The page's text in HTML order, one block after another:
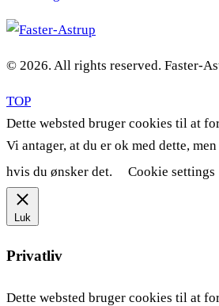
© 2026. All rights reserved. Faster-
TOP
Dette websted bruger cookies til at
Vi antager, at du er ok med dette,
hvis du ønsker det.
Cookie settings
Luk
Privatliv
Dette websted bruger cookies til at